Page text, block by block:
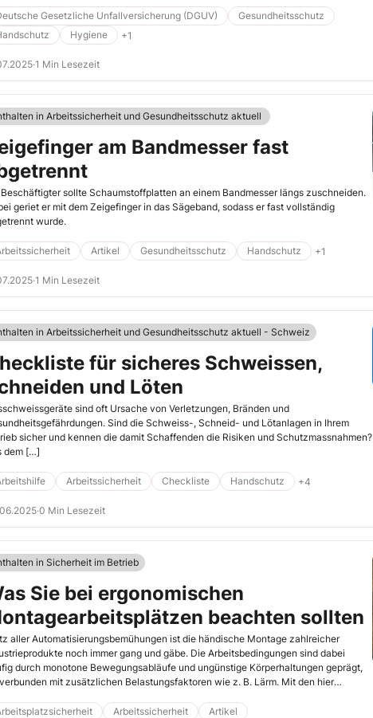
Gesetzliche Unfallversicherung (DGUV)
Gesundheitsschutz
Hygiene +1
·1 Min Lesezeit
in Arbeitssicherheit und Gesundheitsschutz aktuell
am Bandmesser fast
Beschäftigter sollte Schaumstoffplatten an einem Bandmesser längs zuschneiden.
geriet er mit dem Zeigefinger in das Sägeband, sodass er fast vollständig
wurde.
Artikel Gesundheitsschutz Handschutz +1
·1 Min Lesezeit
in Arbeitssicherheit und Gesundheitsschutz aktuell - Schweiz
für sicheres Schweissen,
und Löten
sind oft Ursache von Verletzungen, Bränden und
Sind die Schweiss-, Schneid- und Lötanlagen in Ihrem
sicher und kennen die damit Schaffenden die Risiken und Schutzmassnahmen?
dem […]
Arbeitssicherheit Checkliste Handschutz +4
·0 Min Lesezeit
in Sicherheit im Betrieb
Sie bei ergonomischen
beachten sollten
aller Automatisierungsbemühungen ist die händische Montage zahlreicher
noch immer gang und gäbe. Die Arbeitsbedingungen sind dabei
durch monotone Bewegungsabläufe und ungünstige Körperhaltungen geprägt,
mit zusätzlichen Belastungsfaktoren wie z. B. Lärm. Mit den hier
helfen Sie, die Gesundheit Ihrer betroffenen Kollegen zu
Arbeitssicherheit
Artikel